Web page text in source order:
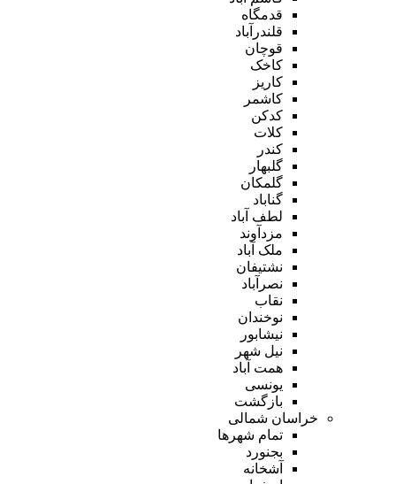
قدمگاه
قلندرآباد
قوچان
کاخک
کاریز
کاشمر
کدکن
کلات
کندر
گلبهار
گلمکان
گناباد
لطف آباد
مزدآوند
ملک آباد
نشتیفان
نصرآباد
نقاب
نوخندان
نیشابور
نیل شهر
همت آباد
یونسی
بازگشت
خراسان شمالی
تمام شهر‌ها
بجنورد
آشخانه